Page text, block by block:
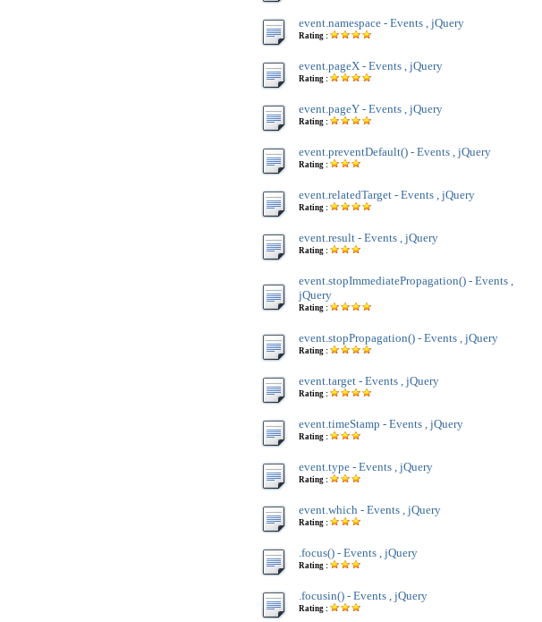
event.namespace - Events , jQuery
Rating :
event.pageX - Events , jQuery
Rating :
event.pageY - Events , jQuery
Rating :
event.preventDefault() - Events , jQuery
Rating :
event.relatedTarget - Events , jQuery
Rating :
event.result - Events , jQuery
Rating :
event.stopImmediatePropagation() - Events ,
jQuery
Rating :
event.stopPropagation() - Events , jQuery
Rating :
event.target - Events , jQuery
Rating :
event.timeStamp - Events , jQuery
Rating :
event.type - Events , jQuery
Rating :
event.which - Events , jQuery
Rating :
.focus() - Events , jQuery
Rating :
.focusin() - Events , jQuery
Rating :